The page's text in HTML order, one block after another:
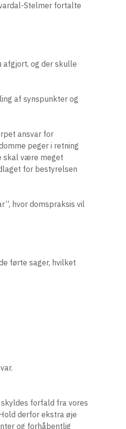
Stelmer fortalte
afgjort, og der skulle
af synspunkter og
ansvar for
peger i retning
skal være meget
for bestyrelsen
hvor domspraksis vil
førte sager, hvilket
forfald fra vores
derfor ekstra øje
og forhåbentlig